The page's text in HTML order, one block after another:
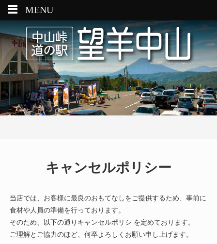
キャンセルポリシー
当店では、お客様に最良のおもてなしをご提供するため、事前に
食材や人員の準備を行っております。
そのため、以下の通りキャンセルポリシ を定めております。
ご理解とご協力のほど、何卒よろしくお願い申し上げます。
MENU